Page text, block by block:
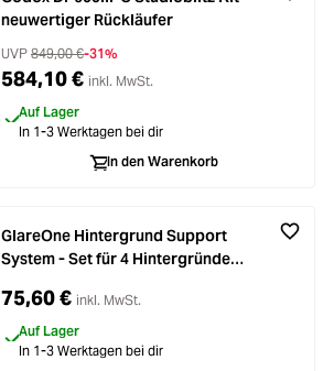
neuwertiger Rückläufer
UVP 849,00 €-31%
584,10 € inkl. MwSt.
Auf Lager
In 1-3 Werktagen bei dir
In den Warenkorb
GlareOne Hintergrund Support
System - Set für 4 Hintergründe
75,60 € inkl. MwSt.
Auf Lager
In 1-3 Werktagen bei dir